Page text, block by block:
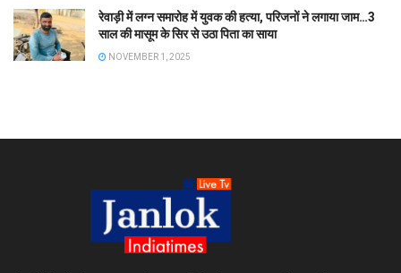
रेवाड़ी में लग्न समारोह में युवक की हत्या, परिजनों ने लगाया जाम…3
साल की मासूम के सिर से उठा पिता का साया
NOVEMBER 1, 2025